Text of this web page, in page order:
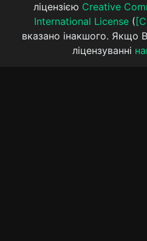
ліцензією Creative
International License(
вказано інакшого. Якщо
ліцензуванні